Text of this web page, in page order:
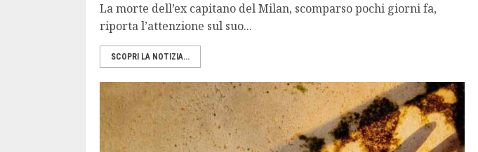
La morte dell’ex capitano del Milan, scomparso pochi giorni fa,
riporta l’attenzione sul suo...
SCOPRI LA NOTIZIA...